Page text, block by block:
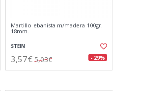
Martillo ebanista m/madera 100gr.
18mm.
STEIN
3,57€ 5,03€ - 29%